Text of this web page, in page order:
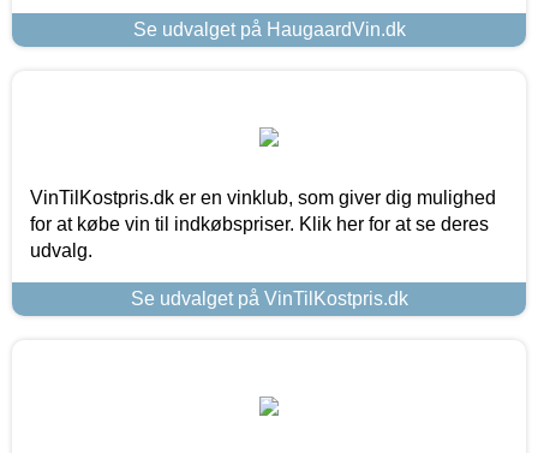
Se udvalget på HaugaardVin.dk
VinTilKostpris.dk er en vinklub, som giver dig mulighed
for at købe vin til indkøbspriser. Klik her for at se deres
udvalg.
Se udvalget på VinTilKostpris.dk